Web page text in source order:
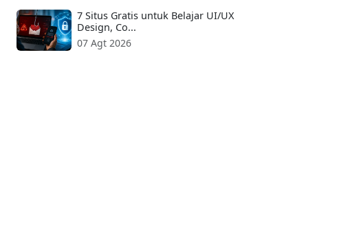
7 Situs Gratis untuk Belajar UI/UX
Design, Co...
07 Agt 2026